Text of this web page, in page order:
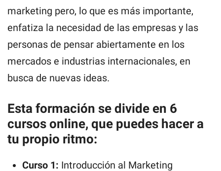
marketing pero, lo que es más importante,
enfatiza la necesidad de las empresas y las
personas de pensar abiertamente en los
mercados e industrias internacionales, en
busca de nuevas ideas.
Esta formación se divide en 6
cursos online, que puedes hacer a
tu propio ritmo:
Curso 1: Introducción al Marketing